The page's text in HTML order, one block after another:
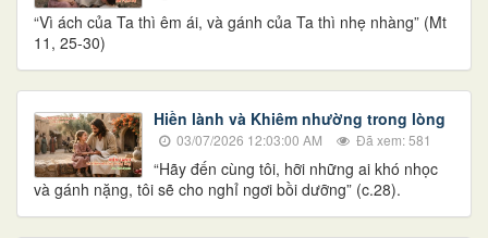
“Vì ách của Ta thì êm ái, và gánh của Ta thì nhẹ nhàng” (Mt
11, 25-30)
Hiền lành và Khiêm nhường trong lòng
03/07/2026 12:03:00 AM Đã xem: 581
“Hãy đến cùng tôi, hỡi những ai khó nhọc
và gánh nặng, tôi sẽ cho nghỉ ngơi bồi dưỡng” (c.28).